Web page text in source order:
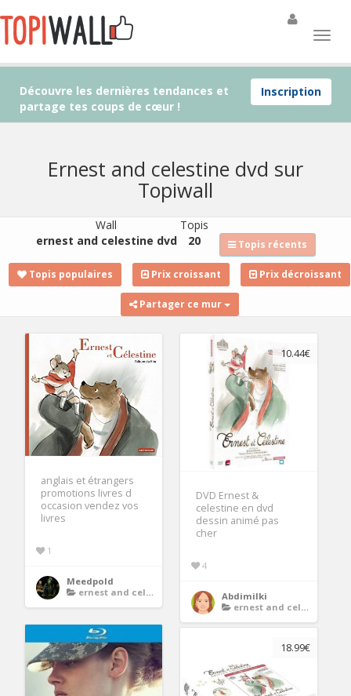
Inscription
Découvre les dernières tendances et
partage tes coups de cœur !
Ernest and celestine dvd sur
Topiwall
Wall
ernest and celestine dvd
Topis
20
Topis récents
Topis populaires Prix croissant Prix décroissant
Partager ce mur
anglais et étrangers
promotions livres d
occasion vendez vos
livres
1
Meedpold
ernest and celestine dvd
10.44€
DVD Ernest &
celestine en dvd
dessin animé pas
cher
4
Abdimilki
ernest and celestine dvd
18.99€